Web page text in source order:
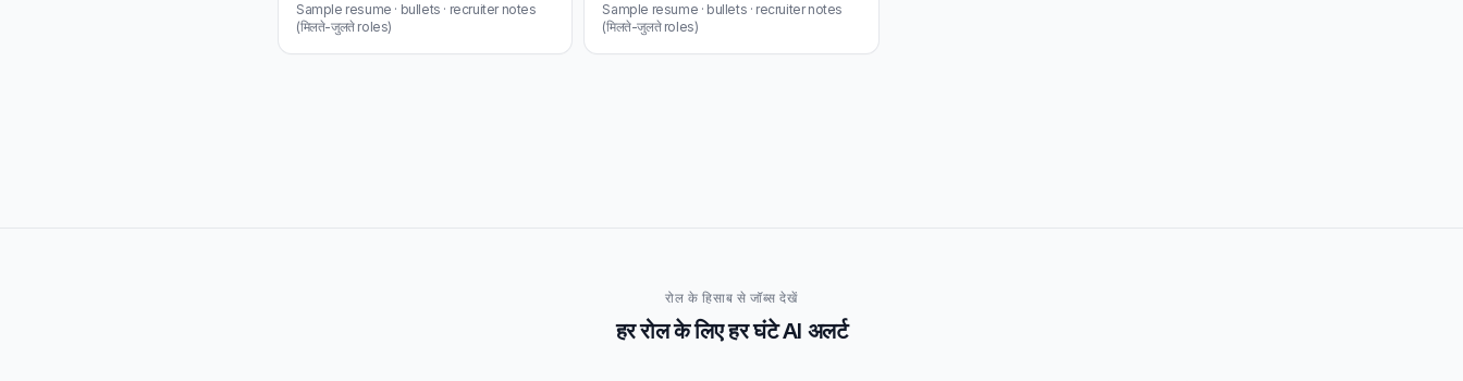
Sample resume · bullets · recruiter notes
(मिलते-जुलते roles)
Sample resume · bullets · recruiter notes
(मिलते-जुलते roles)
रोल के हिसाब से जॉब्स देखें
हर रोल के लिए हर घंटे AI अलर्ट